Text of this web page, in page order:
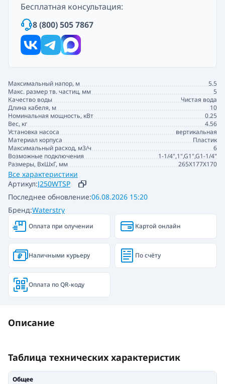
Артикул:J250WTSP
Бренд:Waterstry
Последнее обновление:06.08.2026 15:20
Максимальный напор, м
5.5
Макс. размер тв. частиц, мм
5
Качество воды
Чистая вода
Длина кабеля, м
10
Номинальная мощность, кВт
0.25
Вес, кг
4.56
Установка насоса
вертикальная
Материал корпуса
Пластик
Максимальный расход, м3/ч
6
Возможные подключения
1-1/4",1",G1",G1-1/4"
Размеры, ВхШхГ, мм
265X177X170
Все характеристики
Бесплатная консультация:
8 (800) 505 7867
Оплата при олучении Картой онлайн
Наличными курьеру По счёту
Оплата по QR-коду
Описание
Таблица технических характеристик
Общее